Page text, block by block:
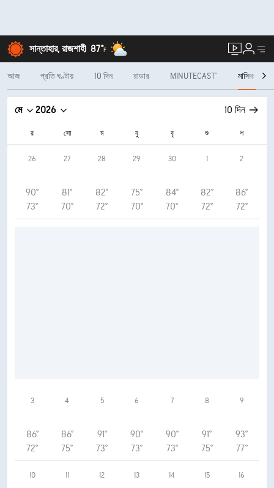
সান্তাহার, রাজশাহী 87°F
আজ প্রতি ঘণ্টায় 10 দিন রাডার MINUTECAST® মাসিক
মে 2026 10 দিন
র সো ম বু বৃ শু শ
26
90°
73°
27
81°
70°
28
82°
72°
29
75°
70°
30
84°
70°
1
82°
72°
2
86°
72°
3
86°
72°
4
86°
75°
5
91°
73°
6
90°
73°
7
90°
73°
8
91°
75°
9
93°
77°
10 11 12 13 14 15 16